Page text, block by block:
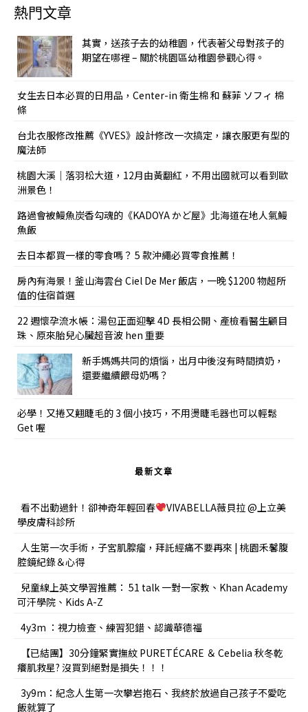
熱門文章
其實，送孩子去的幼稚園，代表著父母對孩子的
期望在哪裡 – 關於桃園區幼稚園參觀心得。
女生去日本必買的日用品，Center-in 衛生棉 和 蘇菲 ソフィ 棉
條
台北衣服修改推薦《YVES》設計修改一次搞定，讓衣服更有型的
魔法師
桃園大溪｜落羽松大道，12月由黃翻紅，不用出國就可以看到歐
洲景色！
路過會被鰻魚炭香勾魂的《KADOYA かど屋》北海道在地人氣鰻
魚飯
去日本都買一樣的零食嗎？ 5 款沖繩必買零食推薦！
房內有海景！釜山海雲台 Ciel De Mer 飯店，一晚 $1200 物超所
值的住宿首選
22 週懷孕流水帳：湯包正面迎擊 4D 長相公開、產檢看醫生顧目
珠、原來胎兒心臟超音波 hen 重要
新手媽媽共同的煩惱，出月中後沒有時間擠奶，
還要繼續餵母奶嗎？
必學！又捲又翹睫毛的 3 個小技巧，不用燙睫毛器也可以輕鬆
Get 喔
最新文章
看不出動過針！卻神奇年輕回春
VIVABELLA薇貝拉 @上立美
學皮膚科診所
人生第一次手術，子宮肌腺瘤，拜託經痛不要再來 | 桃園禾馨腹
腔鏡紀錄＆心得
兒童線上英文學習推薦： 51 talk 一對一家教、Khan Academy
可汗學院、Kids A-Z
4y3m ：視力檢查、練習犯錯、認識華德福
【已結團】30分鐘緊實撫紋 PURETÉCARE ＆ Cebelia 秋冬乾
癢肌救星? 沒買到絕對是損失！！！
3y9m：紀念人生第一次攀岩抱石、我終於放過自己孩子不愛吃
飯就算了